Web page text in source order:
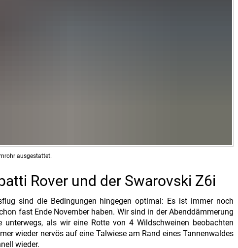
ausgestattet.
Rover und der Swarovski Z6i
sind die Bedingungen hingegen optimal: Es ist immer noch
fast Ende November haben. Wir sind in der Abenddämmerung
unterwegs, als wir eine Rotte von 4 Wildschweinen beobachten
wieder nervös auf eine Talwiese am Rand eines Tannenwaldes
wieder.